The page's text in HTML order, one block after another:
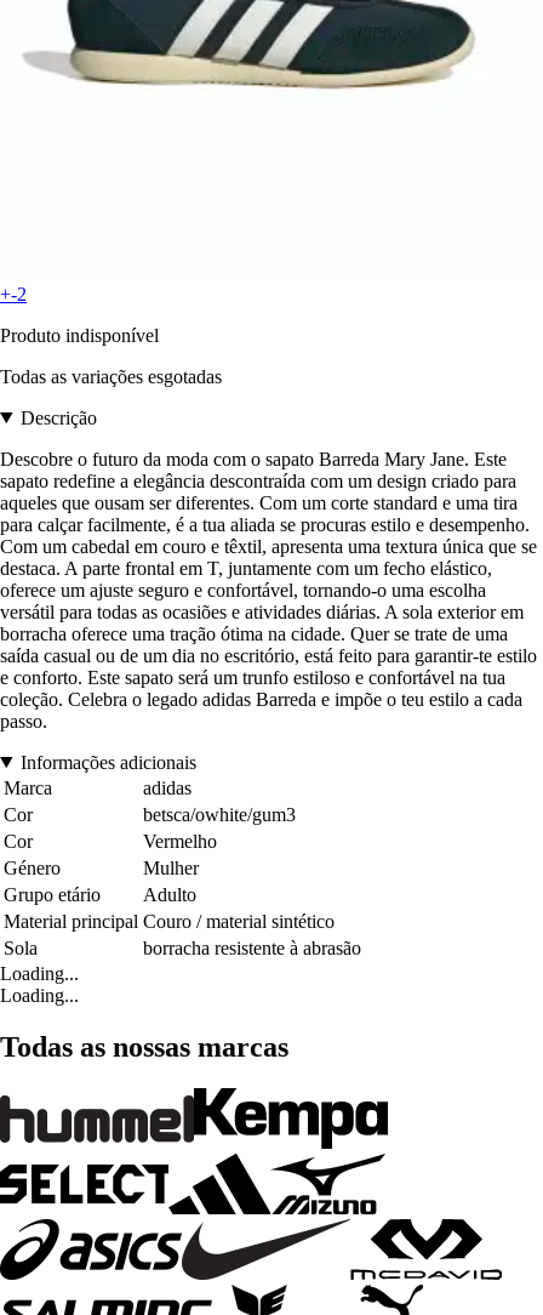
+-2
Produto indisponível
Todas as variações esgotadas
Descrição
Descobre o futuro da moda com o sapato Barreda Mary Jane. Este
sapato redefine a elegância descontraída com um design criado para
aqueles que ousam ser diferentes. Com um corte standard e uma tira
para calçar facilmente, é a tua aliada se procuras estilo e desempenho.
Com um cabedal em couro e têxtil, apresenta uma textura única que se
destaca. A parte frontal em T, juntamente com um fecho elástico,
oferece um ajuste seguro e confortável, tornando-o uma escolha
versátil para todas as ocasiões e atividades diárias. A sola exterior em
borracha oferece uma tração ótima na cidade. Quer se trate de uma
saída casual ou de um dia no escritório, está feito para garantir-te estilo
e conforto. Este sapato será um trunfo estiloso e confortável na tua
coleção. Celebra o legado adidas Barreda e impõe o teu estilo a cada
passo.
Informações adicionais
Marca
adidas
Cor
betsca/owhite/gum3
Cor
Vermelho
Género
Mulher
Grupo etário
Adulto
Material principal Couro / material sintético
Sola
borracha resistente à abrasão
Loading...
Loading...
Todas as nossas marcas